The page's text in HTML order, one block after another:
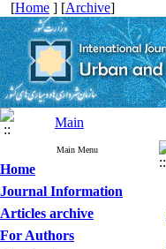
[Home ] [Archive]
Main
Main Menu
Home
Journal Information
Articles archive
For Authors